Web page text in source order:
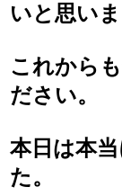
いと思いま
これから
ださい。
本日は本
た。